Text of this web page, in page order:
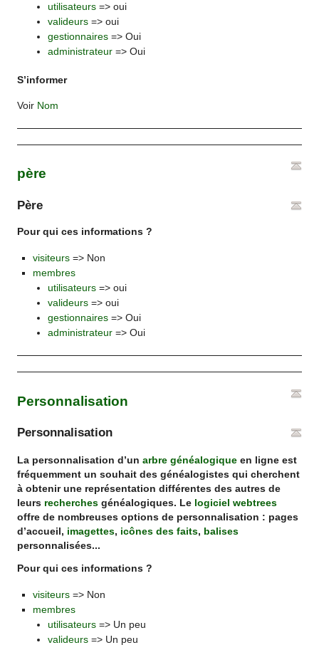
utilisateurs => oui
valideurs => oui
gestionnaires => Oui
administrateur => Oui
S’informer
Voir Nom
père
Père
Pour qui ces informations ?
visiteurs=> Non
membres
utilisateurs => oui
valideurs => oui
gestionnaires => Oui
administrateur => Oui
Personnalisation
Personnalisation
La personnalisation d’unarbre généalogique en ligne est
fréquemment un souhait des généalogistes qui cherchent
à obtenir une représentation différentes des autres de
leurs recherches généalogiques. Le logiciel webtrees
offre de nombreuses options de personnalisation : pages
d’accueil, imagettes, icônes des faits, balises
personnalisées...
Pour qui ces informations ?
visiteurs=> Non
membres
utilisateurs => Un peu
valideurs => Un peu